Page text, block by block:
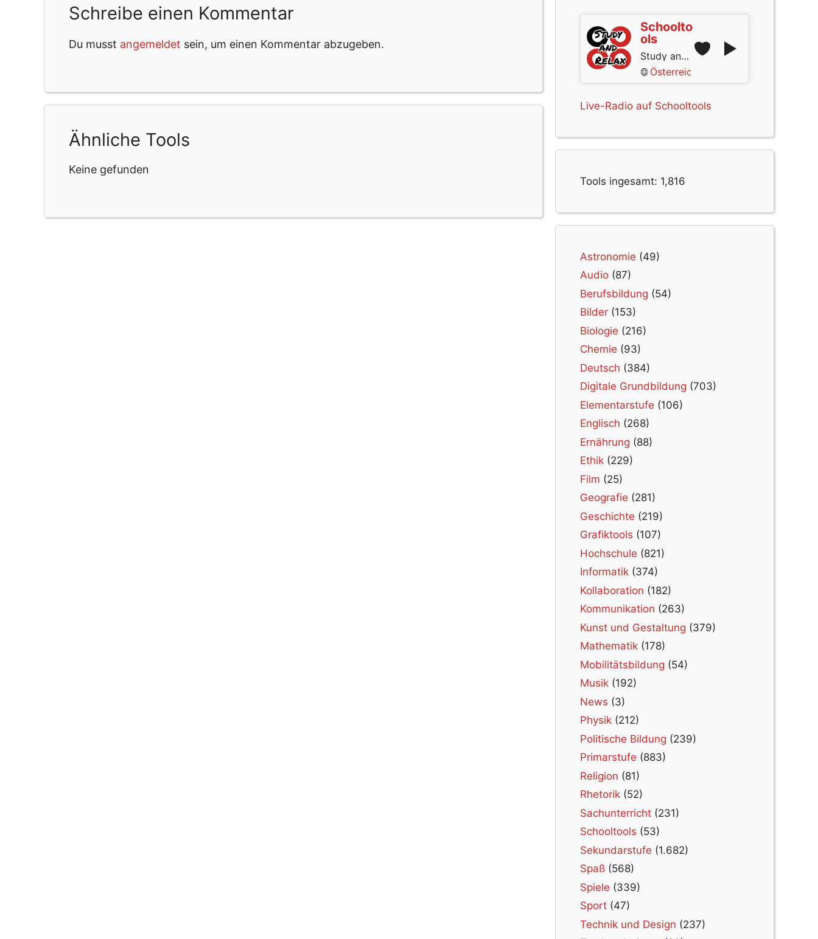
Schreibe einen Kommentar
Du musst angemeldet sein, um einen Kommentar abzugeben.
Ähnliche Tools
Keine gefunden
Schoolto
ols
Study and Relax
Österreich
Live-Radio auf Schooltools
Tools ingesamt: 1,816
Astronomie (49)
Audio (87)
Berufsbildung (54)
Bilder (153)
Biologie (216)
Chemie (93)
Deutsch (384)
Digitale Grundbildung (703)
Elementarstufe (106)
Englisch (268)
Ernährung (88)
Ethik (229)
Film (25)
Geografie (281)
Geschichte (219)
Grafiktools (107)
Hochschule (821)
Informatik (374)
Kollaboration (182)
Kommunikation (263)
Kunst und Gestaltung (379)
Mathematik (178)
Mobilitätsbildung (54)
Musik (192)
News (3)
Physik (212)
Politische Bildung (239)
Primarstufe (883)
Religion (81)
Rhetorik (52)
Sachunterricht (231)
Schooltools (53)
Sekundarstufe (1.682)
Spaß (568)
Spiele (339)
Sport (47)
Technik und Design (237)